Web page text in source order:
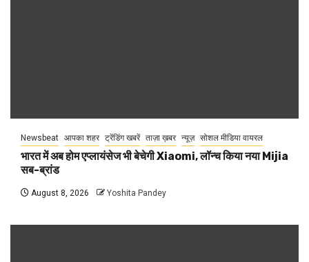
Newsbeat आपका शहर ट्रेंडिंग खबरें ताज़ा ख़बर न्यूज़ सोशल मीडिया वायरल
भारत में अब होम एप्लायंसेज भी बेचेगी Xiaomi, लॉन्च किया नया Mijia
सब-ब्रांड
August 8, 2026 Yoshita Pandey